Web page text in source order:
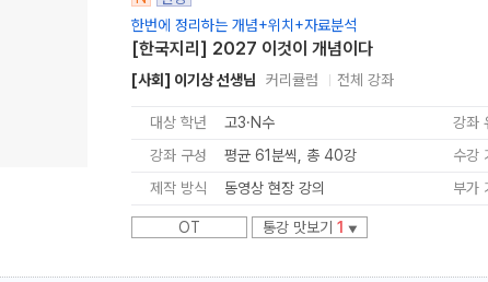
한번에 정리하는 개념+위치+자료분석
[한국지리] 2027 이것이 개념이다
[사회] 이기상 선생님 커리큘럼 전체 강좌
대상 학년 고3·N수 강좌
강좌 구성
평균 61분씩, 총 40강 수강
제작 방식
동영상 현장 강의 부가
OT 통강 맛보기 1 ▼